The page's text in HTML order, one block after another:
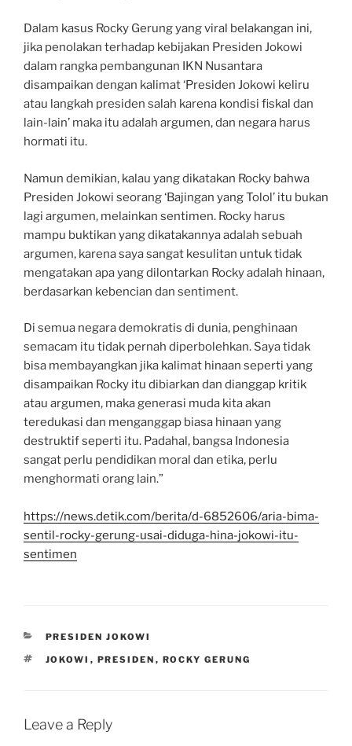
Dalam kasus Rocky Gerung yang viral belakangan ini,
jika penolakan terhadap kebijakan Presiden Jokowi
dalam rangka pembangunan IKN Nusantara
disampaikan dengan kalimat ‘Presiden Jokowi keliru
atau langkah presiden salah karena kondisi fiskal dan
lain-lain’ maka itu adalah argumen, dan negara harus
hormati itu.
Namun demikian, kalau yang dikatakan Rocky bahwa
Presiden Jokowi seorang ‘Bajingan yang Tolol’ itu bukan
lagi argumen, melainkan sentimen. Rocky harus
mampu buktikan yang dikatakannya adalah sebuah
argumen, karena saya sangat kesulitan untuk tidak
mengatakan apa yang dilontarkan Rocky adalah hinaan,
berdasarkan kebencian dan sentiment.
Di semua negara demokratis di dunia, penghinaan
semacam itu tidak pernah diperbolehkan. Saya tidak
bisa membayangkan jika kalimat hinaan seperti yang
disampaikan Rocky itu dibiarkan dan dianggap kritik
atau argumen, maka generasi muda kita akan
teredukasi dan menganggap biasa hinaan yang
destruktif seperti itu. Padahal, bangsa Indonesia
sangat perlu pendidikan moral dan etika, perlu
menghormati orang lain.”
https://news.detik.com/berita/d-6852606/aria-bima-
sentil-rocky-gerung-usai-diduga-hina-jokowi-itu-
sentimen
CATEGORIES
PRESIDEN JOKOWI
TAGS
JOKOWI , PRESIDEN , ROCKY GERUNG
Leave a Reply